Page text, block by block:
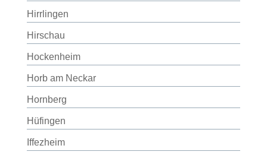
Hirrlingen
Hirschau
Hockenheim
Horb am Neckar
Hornberg
Hüfingen
Iffezheim